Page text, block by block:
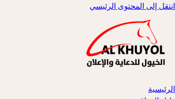
انتقل إلى المحتوى الرئيسي
الرئيسية